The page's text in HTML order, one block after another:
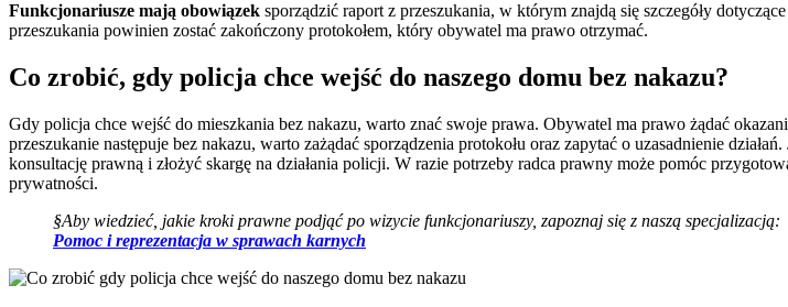
Funkcjonariusze mają obowiązek sporządzić raport z przeszukania, w którym znajdą się szczegóły
przeszukania powinien zostać zakończony protokołem, który obywatel ma prawo otrzymać.
Co zrobić, gdy policja chce wejść do naszego domu bez nakazu?
Gdy policja chce wejść do mieszkania bez nakazu, warto znać swoje prawa. Obywatel ma prawo żądać
przeszukanie następuje bez nakazu, warto zażądać sporządzenia protokołu oraz zapytać o uzasadnienie
konsultację prawną i złożyć skargę na działania policji. W razie potrzeby radca prawny może pomóc
prywatności.
§Aby wiedzieć, jakie kroki prawne podjąć po wizycie funkcjonariuszy, zapoznaj się z naszą specjalizacją:
Pomoc i reprezentacja w sprawach karnych